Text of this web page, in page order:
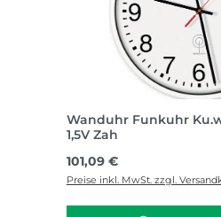
Wanduhr Funkuhr
1,5V Zah
Regulärer Preis:
101,09 €
Preise inkl. MwSt. zzgl.